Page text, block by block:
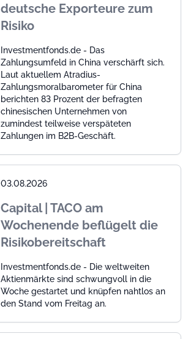
deutsche Exporteure zum
Risiko
Investmentfonds.de - Das
Zahlungsumfeld in China verschärft sich.
Laut aktuellem Atradius-
Zahlungsmoralbarometer für China
berichten 83 Prozent der befragten
chinesischen Unternehmen von
zumindest teilweise verspäteten
Zahlungen im B2B-Geschäft.
03.08.2026
Capital | TACO am
Wochenende beflügelt die
Risikobereitschaft
Investmentfonds.de - Die weltweiten
Aktienmärkte sind schwungvoll in die
Woche gestartet und knüpfen nahtlos an
den Stand vom Freitag an.